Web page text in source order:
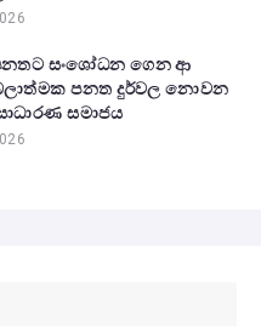
සංශෝධන ගෙන ආ
පනත දුර්වල නොවන
සමාජය